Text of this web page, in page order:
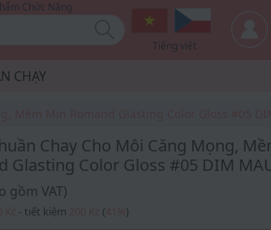
Chức Năng
Tiếng việt
CHẠY
Chay Cho Môi Căng Mọng,
Glasting Color Gloss #05 DIM
gồm VAT)
- tiết kiệm ( )